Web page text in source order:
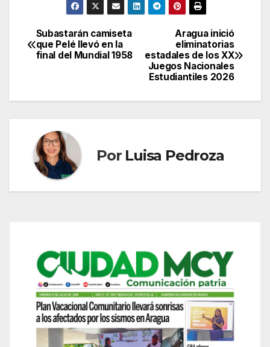
Navegación
de
Aragua inició
eliminatorias
estadales de los XX
Juegos Nacionales
Estudiantiles 2026
Subastarán camiseta
que Pelé llevó en la
final del Mundial 1958
Por Luisa Pedroza